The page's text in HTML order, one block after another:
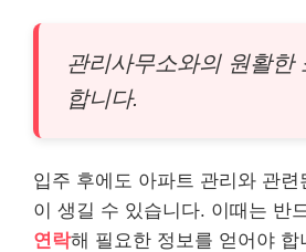
관리사무소와의 원활한
합니다.
입주 후에도 아파트 관리와 관
이 생길 수 있습니다. 이때는 반
연락해 필요한 정보를 얻어야 합